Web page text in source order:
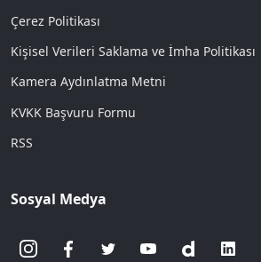
Çerez Politikası
Kişisel Verileri Saklama ve İmha Politikası
Kamera Aydınlatma Metni
KVKK Başvuru Formu
RSS
Sosyal Medya